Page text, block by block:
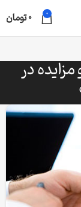
0
0تومان
در